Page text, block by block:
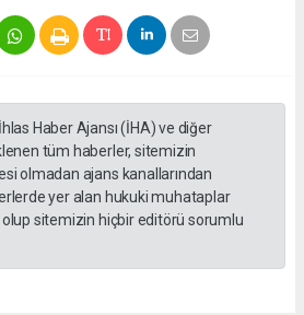
Haber Ajansı (İHA) ve diğer
tüm haberler, sitemizin
olmadan ajans kanallarından
yer alan hukuki muhataplar
sitemizin hiçbir editörü sorumlu